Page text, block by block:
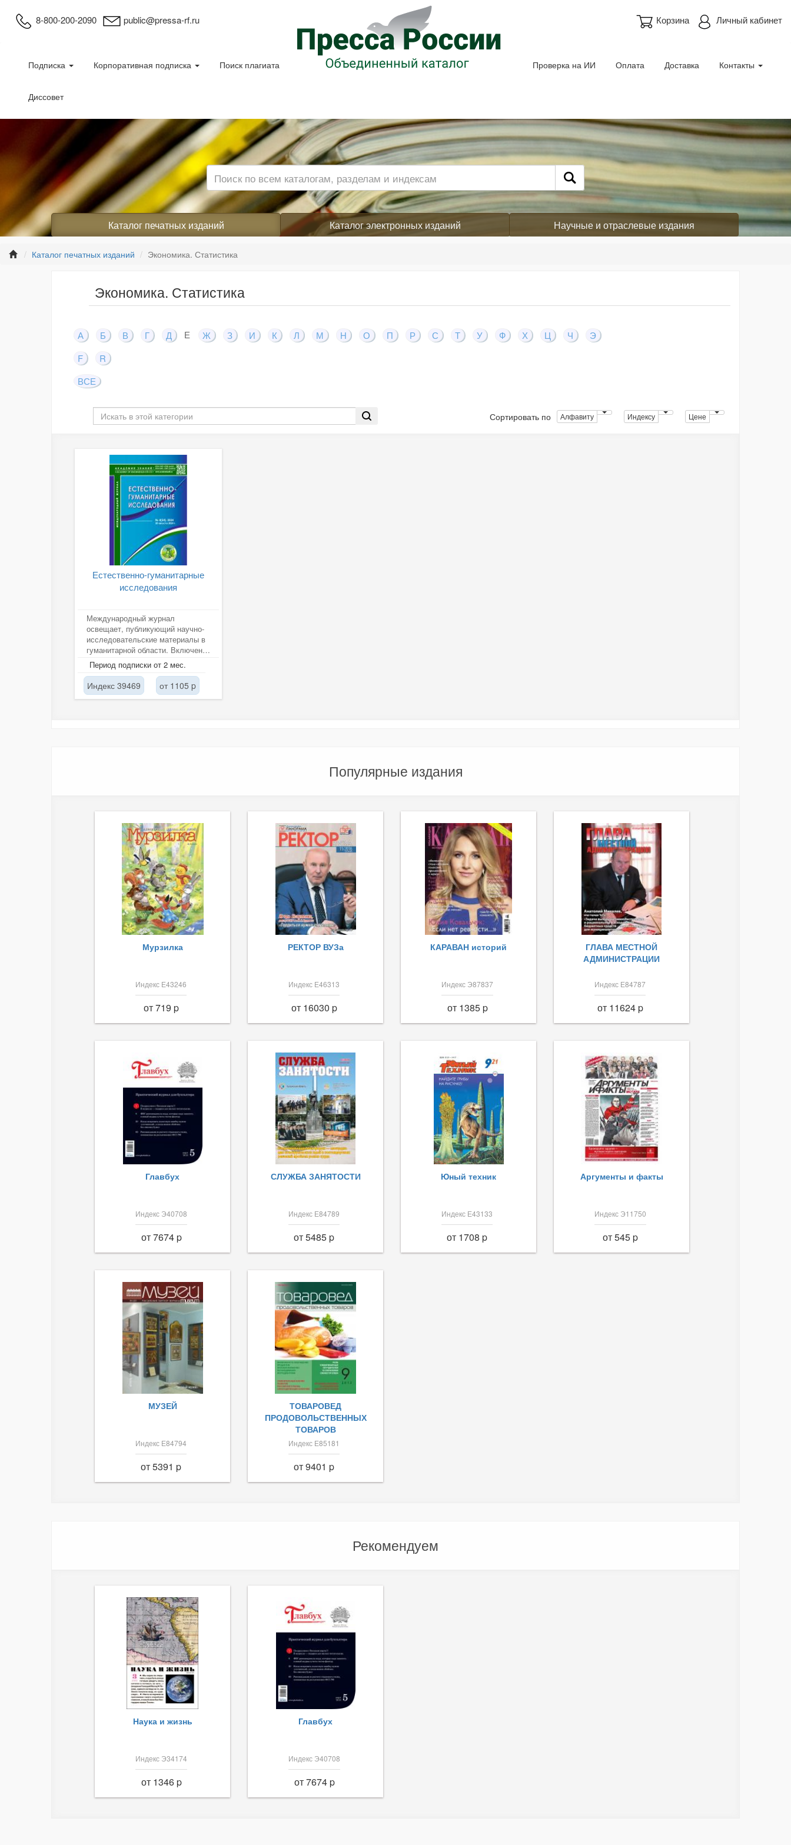
8-800-200-2090 public@pressa-rf.ru Личный кабинет
Корзина
Подписка Корпоративная подписка Поиск плагиата
Диссовет
Проверка на ИИ Оплата Доставка Контакты
Каталог печатных изданий Каталог электронных изданий Научные и отраслевые издания
Каталог печатных изданий Экономика. Статистика
Экономика. Статистика
А Б В Г Д Е Ж З И К Л М Н О П Р С Т У Ф Х Ц Ч
Э
F
R
ВСЕ
Сортировать по Алфавиту Индексу Цене
Естественно-гуманитарные
исследования
Международный журнал
освещает, публикующий научно-
исследовательские материалы в
гуманитарной области. Включен в
ВАК, РИНЦ, Cyberleninka.
Период подписки от 2 мес.
Индекс 39469 от 1105 p
Популярные издания
Мурзилка
Индекс Е43246
от 719 p
РЕКТОР ВУЗа
Индекс Е46313
от 16030 p
КАРАВАН историй
Индекс Э87837
от 1385 p
ГЛАВА МЕСТНОЙ
АДМИНИСТРАЦИИ
Индекс Е84787
от 11624 p
Главбух
Индекс Э40708
от 7674 p
СЛУЖБА ЗАНЯТОСТИ
Индекс Е84789
от 5485 p
Юный техник
Индекс Е43133
от 1708 p
Аргументы и факты
Индекс Э11750
от 545 p
МУЗЕЙ
Индекс Е84794
от 5391 p
ТОВАРОВЕД
ПРОДОВОЛЬСТВЕННЫХ
ТОВАРОВ
Индекс Е85181
от 9401 p
Рекомендуем
Наука и жизнь
Индекс Э34174
от 1346 p
Главбух
Индекс Э40708
от 7674 p